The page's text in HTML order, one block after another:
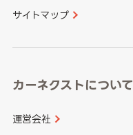
サイトマップ
カーネクストについて
運営会社